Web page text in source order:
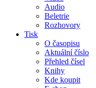
Audio
Beletrie
Rozhovory
Tisk
O časopisu
Aktuální číslo
Přehled čísel
Knihy
Kde koupit